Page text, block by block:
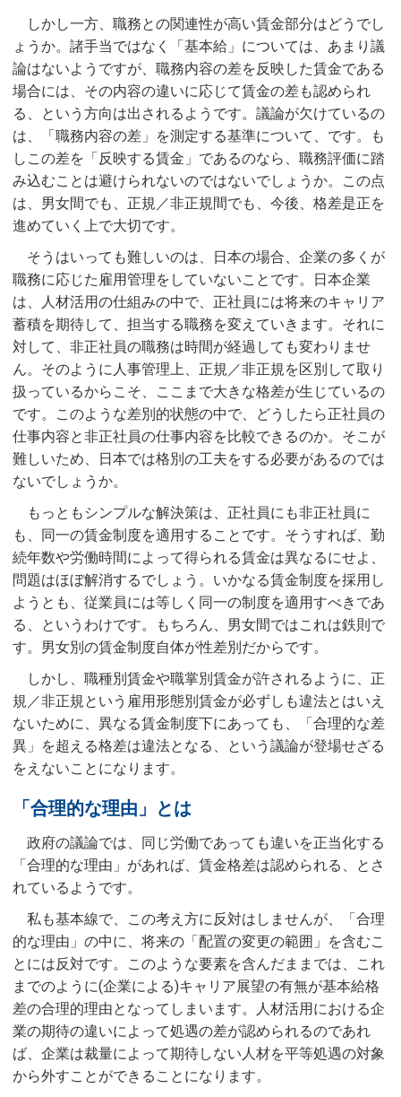
しかし一方、職務との関連性が高い賃金部分はどうでし
ょうか。諸手当ではなく「基本給」については、あまり議
論はないようですが、職務内容の差を反映した賃金である
場合には、その内容の違いに応じて賃金の差も認められ
る、という方向は出されるようです。議論が欠けているの
は、「職務内容の差」を測定する基準について、です。も
しこの差を「反映する賃金」であるのなら、職務評価に踏
み込むことは避けられないのではないでしょうか。この点
は、男女間でも、正規／非正規間でも、今後、格差是正を
進めていく上で大切です。
そうはいっても難しいのは、日本の場合、企業の多くが
職務に応じた雇用管理をしていないことです。日本企業
は、人材活用の仕組みの中で、正社員には将来のキャリア
蓄積を期待して、担当する職務を変えていきます。それに
対して、非正社員の職務は時間が経過しても変わりませ
ん。そのように人事管理上、正規／非正規を区別して取り
扱っているからこそ、ここまで大きな格差が生じているの
です。このような差別的状態の中で、どうしたら正社員の
仕事内容と非正社員の仕事内容を比較できるのか。そこが
難しいため、日本では格別の工夫をする必要があるのでは
ないでしょうか。
もっともシンプルな解決策は、正社員にも非正社員に
も、同一の賃金制度を適用することです。そうすれば、勤
続年数や労働時間によって得られる賃金は異なるにせよ、
問題はほぼ解消するでしょう。いかなる賃金制度を採用し
ようとも、従業員には等しく同一の制度を適用すべきであ
る、というわけです。もちろん、男女間ではこれは鉄則で
す。男女別の賃金制度自体が性差別だからです。
しかし、職種別賃金や職掌別賃金が許されるように、正
規／非正規という雇用形態別賃金が必ずしも違法とはいえ
ないために、異なる賃金制度下にあっても、「合理的な差
異」を超える格差は違法となる、という議論が登場せざる
をえないことになります。
「合理的な理由」とは
政府の議論では、同じ労働であっても違いを正当化する
「合理的な理由」があれば、賃金格差は認められる、とさ
れているようです。
私も基本線で、この考え方に反対はしませんが、「合理
的な理由」の中に、将来の「配置の変更の範囲」を含むこ
とには反対です。このような要素を含んだままでは、これ
までのように(企業による)キャリア展望の有無が基本給格
差の合理的理由となってしまいます。人材活用における企
業の期待の違いによって処遇の差が認められるのであれ
ば、企業は裁量によって期待しない人材を平等処遇の対象
から外すことができることになります。